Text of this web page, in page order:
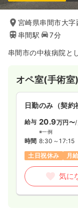
宮崎県串間市大
串間駅
7分
串間市の中核病院と
オペ室(手術
日勤のみ（契約
給与 20.9万円〜
※一例
時間 8:30～17:15
土日祝休み
月
気に